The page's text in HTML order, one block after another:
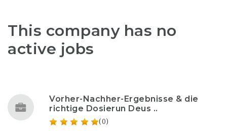
This company has no
active jobs
Vorher-Nachher-Ergebnisse & die
richtige Dosierun Deus ..
(0)